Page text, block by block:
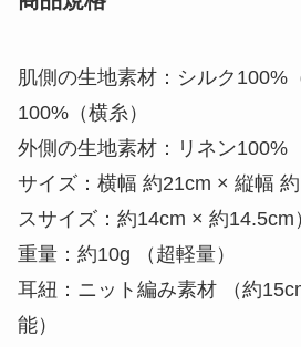
肌側の生地素材：シルク100%
100%（横糸）
外側の生地素材：リネン100%
サイズ：横幅 約21cm × 縦幅
スサイズ：約14cm × 約14.5cm
重量：約10g （超軽量）
耳紐：ニット編み素材 （約
能）